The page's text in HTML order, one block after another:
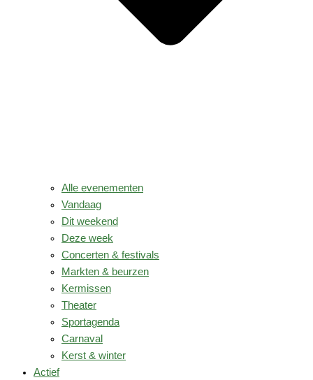
Alle evenementen
Vandaag
Dit weekend
Deze week
Concerten & festivals
Markten & beurzen
Kermissen
Theater
Sportagenda
Carnaval
Kerst & winter
Actief